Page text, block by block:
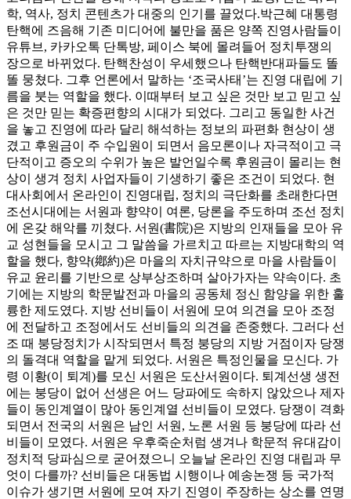
학, 역사, 정치 콘텐츠가 대중의 인기를 끌었다.박근혜 대통령
탄핵에 즈음해 기존 미디어에 불만을 품은 양쪽 진영사람들이
유튜브, 카카오톡 단톡방, 페이스 북에 몰려들어 정치투쟁의
장으로 바뀌었다. 탄핵찬성이 우세했으나 탄핵반대파들도 똘
똘 뭉쳤다. 그후 언론에서 말하는 ‘조국사태’는 진영 대립에 기
름을 붓는 역할을 했다. 이때부터 보고 싶은 것만 보고 믿고 싶
은 것만 믿는 확증편향의 시대가 되었다. 그리고 동일한 사건
을 놓고 진영에 따라 달리 해석하는 정보의 파편화 현상이 생
겼고 후원금이 주 수입원이 되면서 음모론이나 자극적이고 극
단적이고 증오의 수위가 높은 발언일수록 후원금이 몰리는 현
상이 생겨 정치 사업자들이 기생하기 좋은 조건이 되었다. 현
대사회에서 온라인이 진영대립, 정치의 극단화를 초래한다면
조선시대에는 서원과 향약이 여론, 당론을 주도하며 조선 정치
에 온갖 해악를 끼쳤다. 서원(書院)은 지방의 인재들을 모아 유
교 성현들을 모시고 그 말씀을 가르치고 따르는 지방대학의 역
할을 했다, 향약(鄕約)은 마을의 자치규약으로 마을 사람들이
유교 윤리를 기반으로 상부상조하며 살아가자는 약속이다. 초
기에는 지방의 학문발전과 마을의 공동체 정신 함양을 위한 훌
륭한 제도였다. 지방 선비들이 서원에 모여 의견을 모아 조정
에 전달하고 조정에서도 선비들의 의견을 존중했다. 그러다 선
조 때 붕당정치가 시작되면서 특정 붕당의 지방 거점이자 당쟁
의 돌격대 역할을 맡게 되었다. 서원은 특정인물을 모신다. 가
령 이황(이 퇴계)를 모신 서원은 도산서원이다. 퇴계선생 생전
에는 붕당이 없어 선생은 어느 당파에도 속하지 않았으나 제자
들이 동인계열이 많아 동인계열 선비들이 모였다. 당쟁이 격화
되면서 전국의 서원은 남인 서원, 노론 서원 등 붕당에 따라 선
비들이 모였다. 서원은 우후죽순처럼 생겨나 학문적 유대감이
정치적 당파심으로 굳어졌으니 오늘날 온라인 진영 대립과 무
엇이 다를까? 선비들은 대동법 시행이나 예송논쟁 등 국가적
이슈가 생기면 서원에 모여 자기 진영이 주장하는 상소를 연명